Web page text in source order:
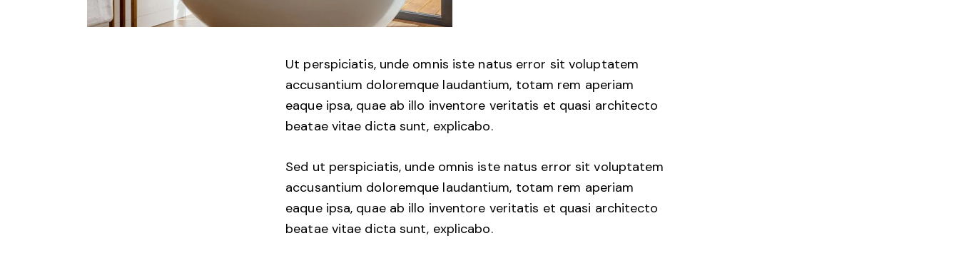
Ut perspiciatis, unde omnis iste natus error sit voluptatem
accusantium doloremque laudantium, totam rem aperiam
eaque ipsa, quae ab illo inventore veritatis et quasi architecto
beatae vitae dicta sunt, explicabo.
Sed ut perspiciatis, unde omnis iste natus error sit voluptatem
accusantium doloremque laudantium, totam rem aperiam
eaque ipsa, quae ab illo inventore veritatis et quasi architecto
beatae vitae dicta sunt, explicabo.